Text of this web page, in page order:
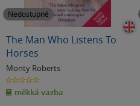
Nedostupné
The Man Who Listens To
Horses
Monty Roberts
0.0
z
5
hvězdiček
měkká vazba